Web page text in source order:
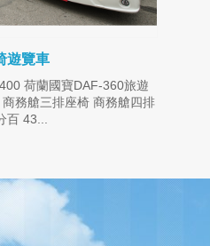
遊覽車
荷蘭國寶DAF-360旅遊
務艙三排座椅 商務艙四排
百 43...